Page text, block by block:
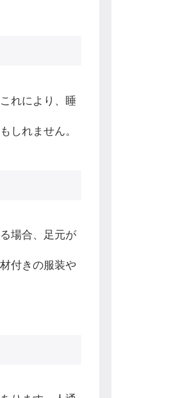
れにより、睡
しれません。
場合、足元が
付きの服装や